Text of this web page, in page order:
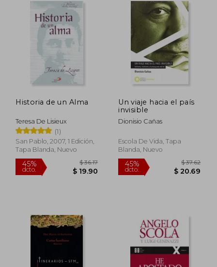
45%
dcto.
45%
45%
dcto.
Historia de un Alma
Teresa De Lisieux
(1)
San Pablo, 2007, 1 Edición,
Tapa Blanda, Nuevo
Un viaje hacia el país
invisible
Dionisio Cañas
Escola De Vida, Tapa
Blanda, Nuevo